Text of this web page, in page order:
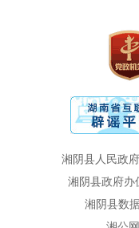
湘阴县人民政
湘阴县政府办
湘阴县数